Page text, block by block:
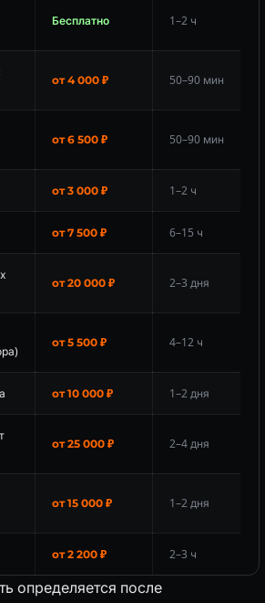
Бесплатно 1–2 ч
от 4 000 ₽ 50–90 мин
от 6 500 ₽ 50–90 мин
от 3 000 ₽ 1–2 ч
от 7 500 ₽ 6–15 ч
от 20 000 ₽ 2–3 дня
от 5 500 ₽ 4–12 ч
от 10 000 ₽ 1–2 дня
от 25 000 ₽ 2–4 дня
от 15 000 ₽ 1–2 дня
от 2 200 ₽ 2–3 ч
определяется после